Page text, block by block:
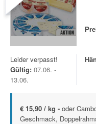
Leider verpasst!
Gültig: 07.06. -
13.06.
€ 15,90 / kg - oder
Geschmack,